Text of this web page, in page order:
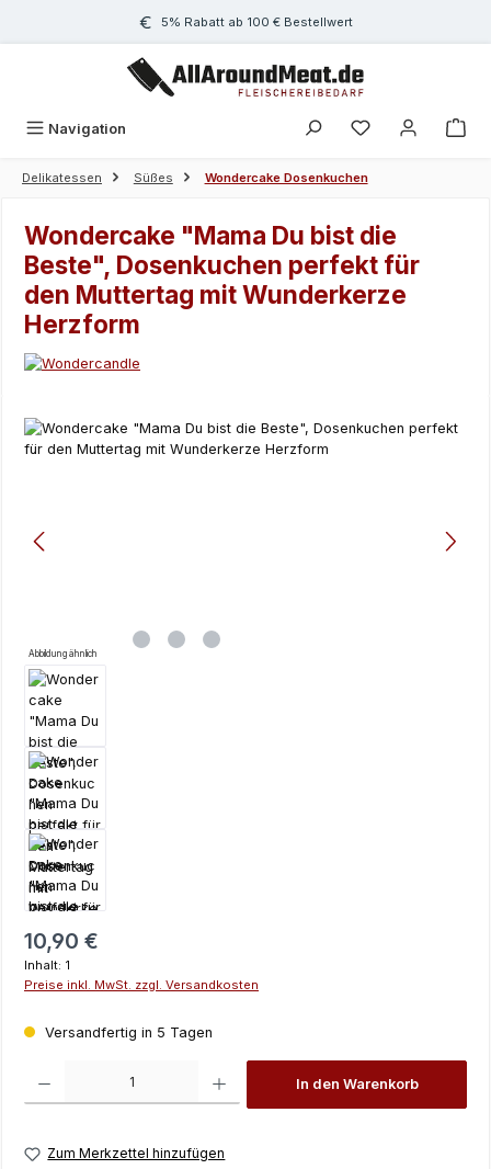
Zum Hauptinhalt springen5% Rabatt ab 100 € Bestellwert
Navigation
Delikatessen Süßes Wondercake Dosenkuchen
Wondercake "Mama Du bist die
Beste", Dosenkuchen perfekt für
den Muttertag mit Wunderkerze
Herzform
Bildergalerie überspringen
Abbildung ähnlich
Regulärer Preis:
10,90 €
Inhalt: 1
Preise inkl. MwSt. zzgl. Versandkosten
Versandfertig in 5 Tagen
In den Warenkorb
Zum Merkzettel hinzufügen